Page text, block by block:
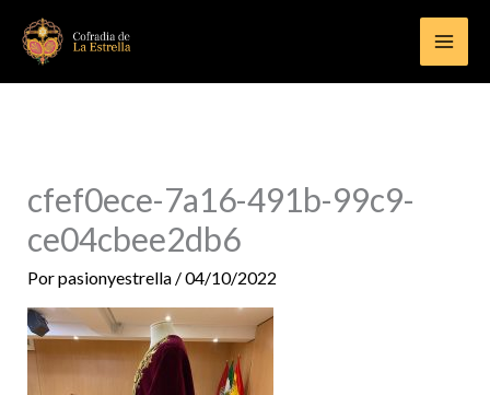
contenido
cfef0ece-7a16-491b-99c9-
ce04cbee2db6
Porpasionyestrella /04/10/2022